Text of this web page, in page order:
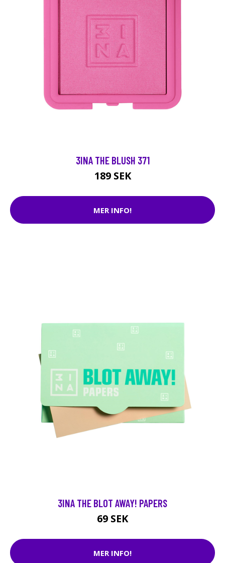
3INA THE BLUSH 371
189 SEK
MER INFO!
3INA THE BLOT AWAY! PAPERS
69 SEK
MER INFO!